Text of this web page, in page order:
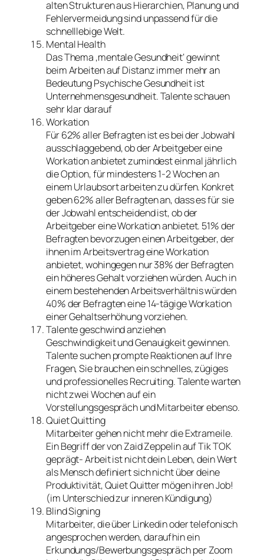
alten Strukturen aus Hierarchien, Planung und
Fehlervermeidung sind unpassend für die
schnelllebige Welt.
Mental Health
Das Thema ‚mentale Gesundheit‘ gewinnt
beim Arbeiten auf Distanz immer mehr an
Bedeutung Psychische Gesundheit ist
Unternehmensgesundheit. Talente schauen
sehr klar darauf
Workation
Für 62% aller Befragten ist es bei der Jobwahl
ausschlaggebend, ob der Arbeitgeber eine
Workation anbietet zumindest einmal jährlich
die Option, für mindestens 1-2 Wochen an
einem Urlaubsort arbeiten zu dürfen. Konkret
geben 62% aller Befragten an, dass es für sie
der Jobwahl entscheidend ist, ob der
Arbeitgeber eine Workation anbietet. 51% der
Befragten bevorzugen einen Arbeitgeber, der
ihnen im Arbeitsvertrag eine Workation
anbietet, wohingegen nur 38% der Befragten
ein höheres Gehalt vorziehen würden. Auch in
einem bestehenden Arbeitsverhältnis würden
40% der Befragten eine 14-tägige Workation
einer Gehaltserhöhung vorziehen.
Talente geschwind anziehen
Geschwindigkeit und Genauigkeit gewinnen.
Talente suchen prompte Reaktionen auf Ihre
Fragen, Sie brauchen ein schnelles, zügiges
und professionelles Recruiting. Talente warten
nicht zwei Wochen auf ein
Vorstellungsgespräch und Mitarbeiter ebenso.
Quiet Quitting
Mitarbeiter gehen nicht mehr die Extrameile.
Ein Begriff der von Zaid Zeppelin auf Tik TOK
geprägt- Arbeit ist nicht dein Leben, dein Wert
als Mensch definiert sich nicht über deine
Produktivität, Quiet Quitter mögen ihren Job!
(im Unterschied zur inneren Kündigung)
Blind Signing
Mitarbeiter, die über Linkedin oder telefonisch
angesprochen werden, daraufhin ein
Erkundungs/Bewerbungsgespräch per Zoom